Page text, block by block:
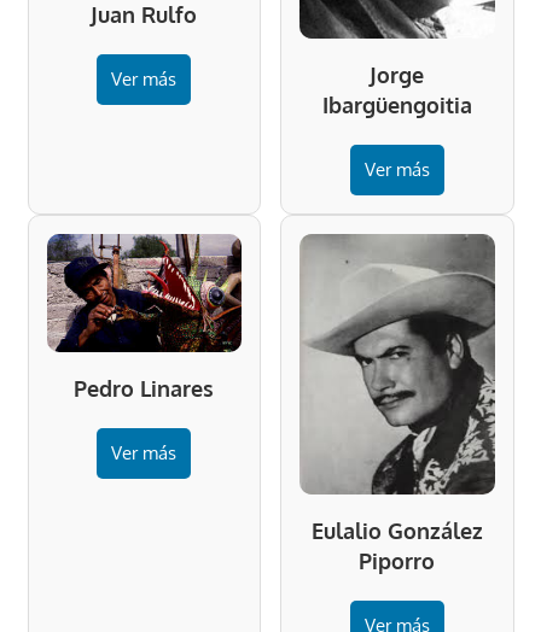
Juan Rulfo
Ver más
Jorge
Ibargüengoitia
Ver más
Pedro Linares
Ver más
Eulalio González
Piporro
Ver más